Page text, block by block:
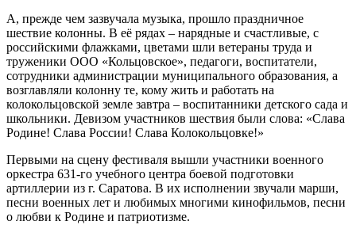
А, прежде чем зазвучала музыка, прошло праздничное
шествие колонны. В её рядах – нарядные и счастливые, с
российскими флажками, цветами шли ветераны труда и
труженики ООО «Кольцовское», педагоги, воспитатели,
сотрудники администрации муниципального образования, а
возглавляли колонну те, кому жить и работать на
колокольцовской земле завтра – воспитанники детского сада и
школьники. Девизом участников шествия были слова: «Слава
Родине! Слава России! Слава Колокольцовке!»
Первыми на сцену фестиваля вышли участники военного
оркестра 631-го учебного центра боевой подготовки
артиллерии из г. Саратова. В их исполнении звучали марши,
песни военных лет и любимых многими кинофильмов, песни
о любви к Родине и патриотизме.